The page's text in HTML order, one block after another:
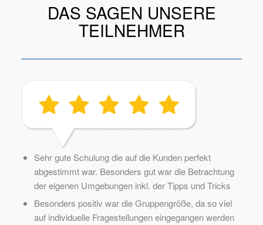
DAS SAGEN UNSERE
TEILNEHMER
Sehr gute Schulung die auf die Kunden perfekt
abgestimmt war. Besonders gut war die Betrachtung
der eigenen Umgebungen inkl. der Tipps und Tricks
Besonders positiv war die Gruppengröße, da so viel
auf individuelle Fragestellungen eingegangen werden